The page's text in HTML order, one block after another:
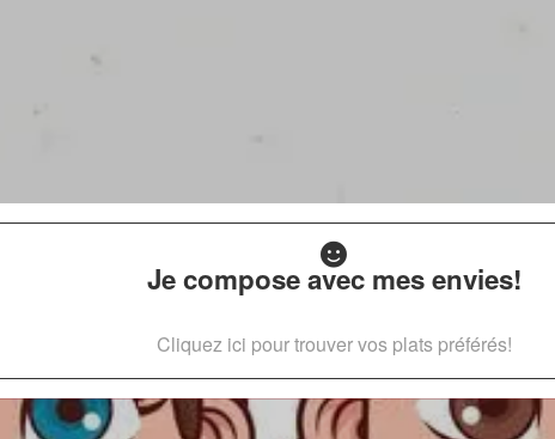
Je compose avec mes envies!
Cliquez ici pour trouver vos plats préférés!